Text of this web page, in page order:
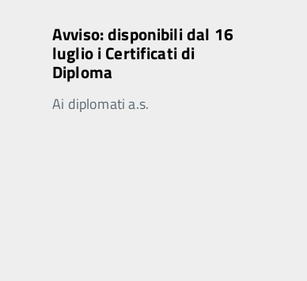
Avviso: disponibili dal 16
luglio i Certificati di
Diploma
Ai diplomati a.s.